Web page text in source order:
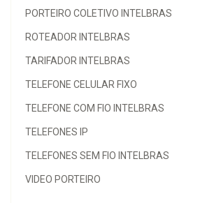
PORTEIRO COLETIVO INTELBRAS
ROTEADOR INTELBRAS
TARIFADOR INTELBRAS
TELEFONE CELULAR FIXO
TELEFONE COM FIO INTELBRAS
TELEFONES IP
TELEFONES SEM FIO INTELBRAS
VIDEO PORTEIRO